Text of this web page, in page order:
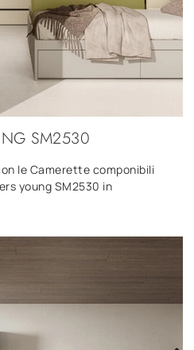
SM2530
le Camerette componibili
young SM2530 in